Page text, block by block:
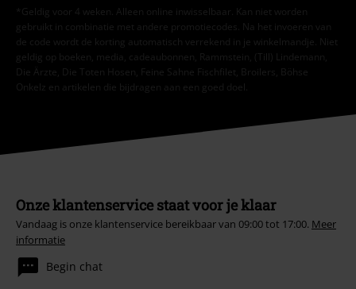
*Geldig voor 4 weken. Alleen online inwisselbaar. Kan niet worden
gebruikt in combinatie met andere promotiecodes. Na het invoeren van
de code wordt de korting automatisch verrekend in je winkelmandje. Niet
geldig op boeken, media, cadeaubonnen, Rammstein, (Till) Lindemann,
Die Ärzte, Die Toten Hosen, Feine Sahne Fischfilet, Broilers, Böhse
Onkelz en artikelen die bijdragen aan een goed doel.
Onze klantenservice staat voor je klaar
Vandaag is onze klantenservice bereikbaar van 09:00 tot 17:00. Meer
informatie
Begin chat